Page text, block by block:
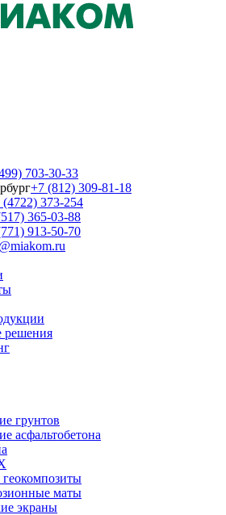
703-30-33
+7 (812) 309-81-18
(4722) 373-254
365-03-88
913-50-70
решения
грунтов
асфальтобетона
маты
экраны